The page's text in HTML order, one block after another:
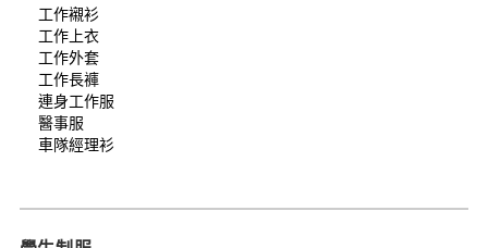
工作襯衫
工作上衣
工作外套
工作長褲
連身工作服
醫事服
車隊經理衫